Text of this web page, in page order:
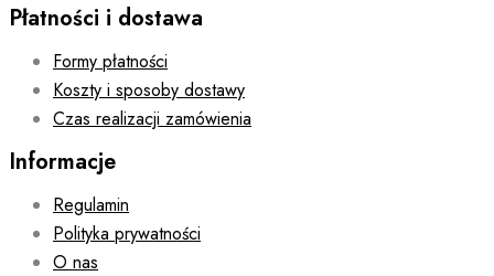
Płatności i dostawa
Formy płatności
Koszty i sposoby dostawy
Czas realizacji zamówienia
Informacje
Regulamin
Polityka prywatności
O nas